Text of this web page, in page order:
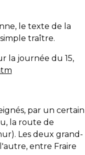
le texte de la
traître.
la journée du 15,
par un certain
la route de
Les deux grand-
entre Fraire